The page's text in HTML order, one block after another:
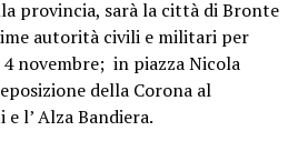
provincia, sarà la città di Bronte
autorità civili e militari per
novembre; in piazza Nicola
della Corona al
l’ Alza Bandiera.